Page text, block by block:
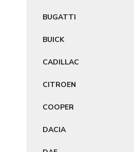
BUGATTI
BUICK
CADILLAC
CITROEN
COOPER
DACIA